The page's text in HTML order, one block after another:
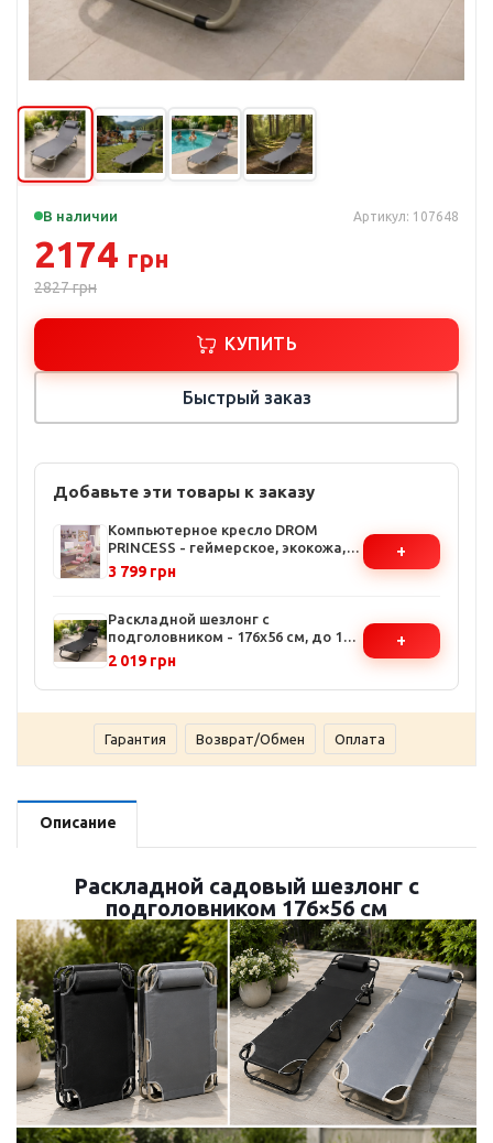
В наличии Артикул: 107648
2174 грн
2827грн
КУПИТЬ
Быстрый заказ
Добавьте эти товары к заказу
Компьютерное кресло DROM
PRINCESS - геймерское, экокожа,
розово-белое, с подставкой для
ног, регулировка высоты и
3 799 грн
+
Раскладной шезлонг с
подголовником - 176x56 см, до 120
кг, серый, для сада и пляжа
2 019 грн
+
Гарантия Возврат/Обмен Оплата
Описание
Раскладной садовый шезлонг с
подголовником 176×56 см